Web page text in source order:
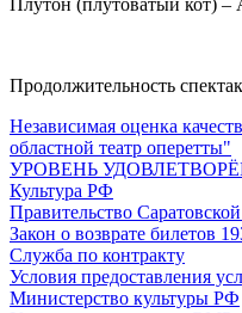
Продолжительность
Независимая оценка
областной театр оперетты"
УРОВЕНЬ
Культура РФ
Правительство
Закон о возврате билетов
Служба по контракту
Условия предоставления
Министерство культуры РФ